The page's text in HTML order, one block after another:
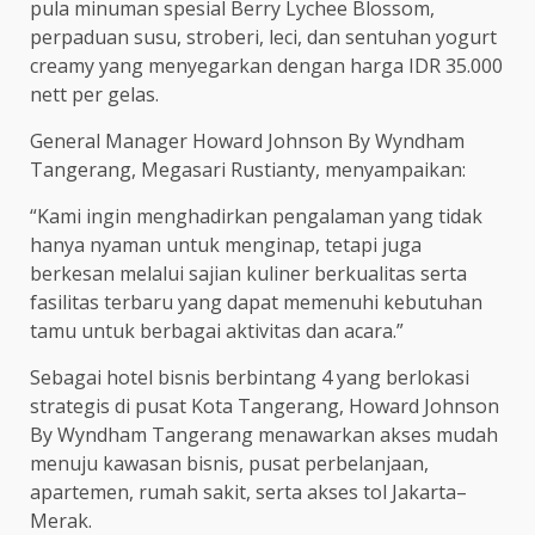
pula minuman spesial Berry Lychee Blossom,
perpaduan susu, stroberi, leci, dan sentuhan yogurt
creamy yang menyegarkan dengan harga IDR 35.000
nett per gelas.
General Manager Howard Johnson By Wyndham
Tangerang, Megasari Rustianty, menyampaikan:
“Kami ingin menghadirkan pengalaman yang tidak
hanya nyaman untuk menginap, tetapi juga
berkesan melalui sajian kuliner berkualitas serta
fasilitas terbaru yang dapat memenuhi kebutuhan
tamu untuk berbagai aktivitas dan acara.”
Sebagai hotel bisnis berbintang 4 yang berlokasi
strategis di pusat Kota Tangerang, Howard Johnson
By Wyndham Tangerang menawarkan akses mudah
menuju kawasan bisnis, pusat perbelanjaan,
apartemen, rumah sakit, serta akses tol Jakarta–
Merak.